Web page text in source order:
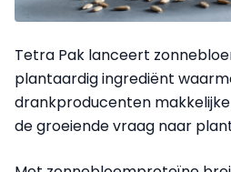
Tetra Pak lanceert
plantaardig ingrediënt
drankproducenten
de groeiende vraag naar